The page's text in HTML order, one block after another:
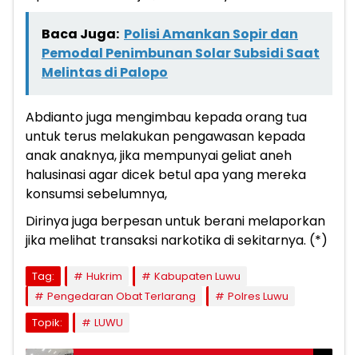
Baca Juga: Polisi Amankan Sopir dan
Pemodal Penimbunan Solar Subsidi Saat
Melintas di Palopo
Abdianto juga mengimbau kepada orang tua
untuk terus melakukan pengawasan kepada
anak anaknya, jika mempunyai geliat aneh
halusinasi agar dicek betul apa yang mereka
konsumsi sebelumnya,
Dirinya juga berpesan untuk berani melaporkan
jika melihat transaksi narkotika di sekitarnya. (*)
Tag: Hukrim
Kabupaten Luwu
Pengedaran Obat Terlarang
Polres Luwu
Topik:
LUWU